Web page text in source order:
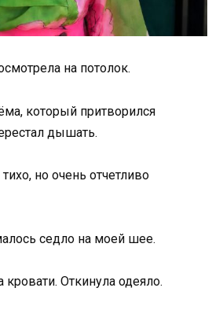
на потолок.
который притворился
дышать.
но очень отчетливо
седло на моей шее.
Откинула одеяло.